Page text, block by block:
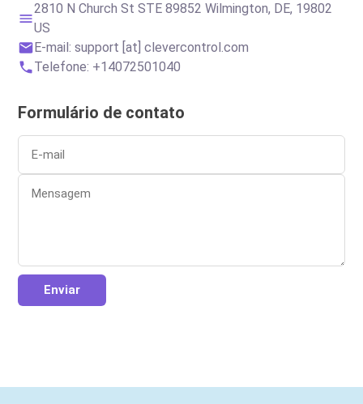
2810 N Church St STE 89852 Wilmington, DE, 19802
US
E-mail:support [at] clevercontrol.com
Telefone: +14072501040
Formulário de contato
Enviar